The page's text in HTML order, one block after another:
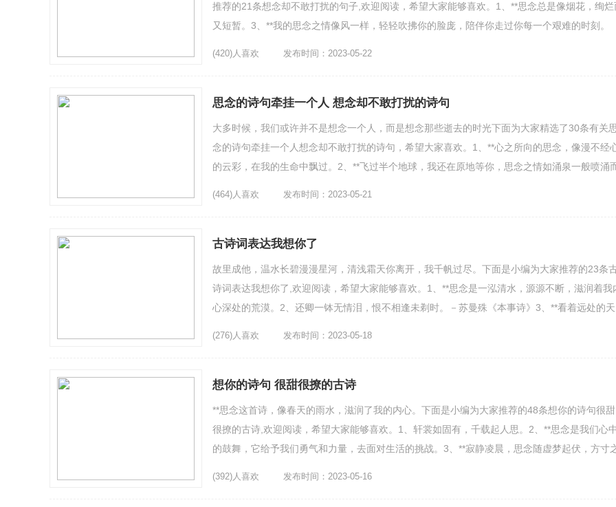
推荐的21条想念却不敢打扰的句子,欢迎阅读，希望大家能够喜欢。1、**思念总是像烟花，绚烂
又短暂。3、**我的思念之情像风一样，轻轻吹拂你的脸庞，陪伴你走过你每一个艰难的时刻。
(420)人喜欢 发布时间：2023-05-22
思念的诗句牵挂一个人 想念却不敢打扰的诗句
大多时候，我们或许并不是想念一个人，而是想念那些逝去的时光下面为大家精选了30条有关思
念的诗句牵挂一个人想念却不敢打扰的诗句，希望大家喜欢。1、**心之所向的思念，像漫不经
的云彩，在我的生命中飘过。2、**飞过半个地球，我还在原地等你，思念之情如涌泉一般喷涌
(464)人喜欢 发布时间：2023-05-21
古诗词表达我想你了
故里成他，温水长碧漫漫星河，清浅霜天你离开，我千帆过尽。下面是小编为大家推荐的23条
诗词表达我想你了,欢迎阅读，希望大家能够喜欢。1、**思念是一泓清水，源源不断，滋润着我
心深处的荒漠。2、还卿一钵无情泪，恨不相逢未剃时。－苏曼殊《本事诗》3、**看着远处的天
(276)人喜欢 发布时间：2023-05-18
想你的诗句 很甜很撩的古诗
**思念这首诗，像春天的雨水，滋润了我的内心。下面是小编为大家推荐的48条想你的诗句很甜
很撩的古诗,欢迎阅读，希望大家能够喜欢。1、轩裳如固有，千载起人思。2、**思念是我们心中
的鼓舞，它给予我们勇气和力量，去面对生活的挑战。3、**寂静凌晨，思念随虚梦起伏，方寸
(392)人喜欢 发布时间：2023-05-16